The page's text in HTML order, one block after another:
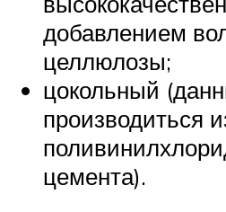
добавлением
целлюлозы;
цокольный
производиться
цемента).